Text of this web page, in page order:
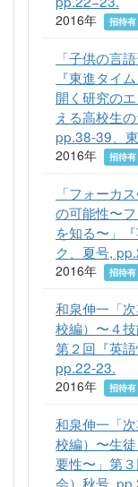
2016年 招待有
「子供の言
『東進タイ
開く研究の
える高校生
pp.38-39、
2016年 招待有
「フォーカ
の可能性〜
を知る〜」
ク、夏号,
2016年 招待有
和泉伸一「
校編）〜４
第２回『英
pp.22-23.
2016年 招待有
和泉伸一「
校編）〜生
要性〜」第
会）秋号,